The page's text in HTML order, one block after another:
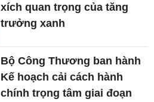
xích quan trọng của tăng
trưởng xanh
Bộ Công Thương ban hành
Kế hoạch cải cách hành
chính trọng tâm giai đoạn